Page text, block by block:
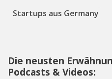
Startups aus Germany
Die neusten
Podcasts & Videos: